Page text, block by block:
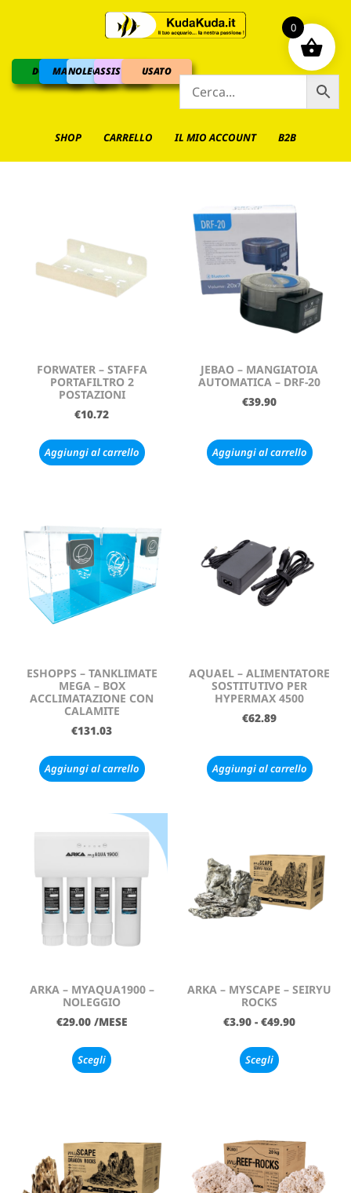
DOLCEMARINO
NOLEGGIOASSISTENZAUSATO
SHOP CARRELLO IL MIO ACCOUNT B2B
FORWATER – STAFFA
PORTAFILTRO 2
POSTAZIONI
€10.72
Aggiungi al carrello
JEBAO – MANGIATOIA
AUTOMATICA – DRF-20
€39.90
Aggiungi al carrello
ESHOPPS – TANKLIMATE
MEGA – BOX
ACCLIMATAZIONE CON
CALAMITE
€131.03
Aggiungi al carrello
AQUAEL – ALIMENTATORE
SOSTITUTIVO PER
HYPERMAX 4500
€62.89
Aggiungi al carrello
ARKA – MYAQUA1900 –
NOLEGGIO
€29.00 /MESE
Scegli
ARKA – MYSCAPE – SEIRYU
ROCKS
€3.90 - €49.90
Scegli
0